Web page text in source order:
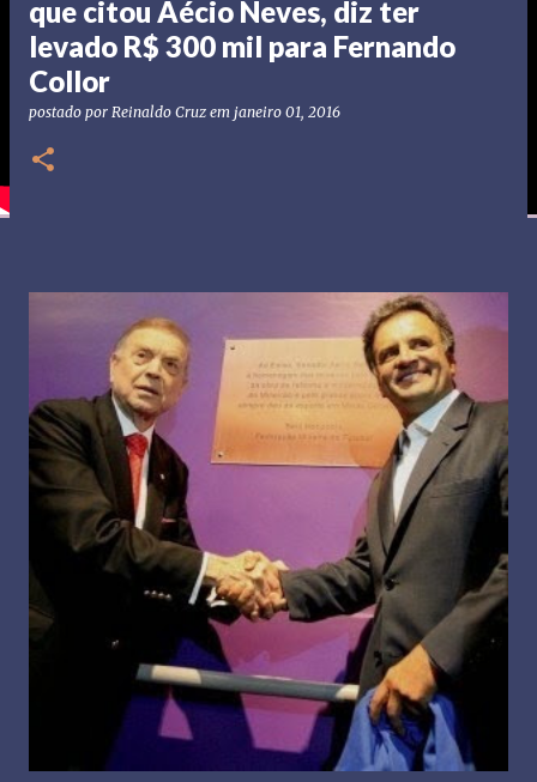
que citou Aécio Neves, diz ter
levado R$ 300 mil para Fernando
Collor
postado por Reinaldo Cruz em janeiro 01, 2016